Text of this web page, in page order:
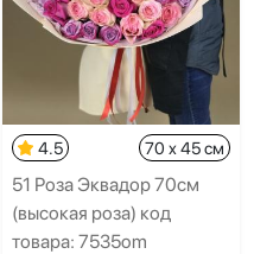
4.5 70 x 45 см
51 Роза Эквадор 70см
(высокая роза) код
товара: 7535om